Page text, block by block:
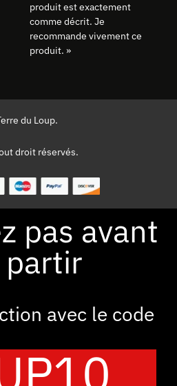
produit est exactement
comme décrit. Je
recommande vivement ce
produit. »
du Loup.
droit réservés.
pas avant
partir
avec le code